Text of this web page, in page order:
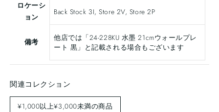
ロケーシ
ョン
Back Stock 3I, Store 2V, Store 2P
備考
他店では「24-228KU 水墨 21cmウォールプレ
ート 黒」と記載される場合もございます
関連コレクション
¥1,000以上¥3,000未満の商品